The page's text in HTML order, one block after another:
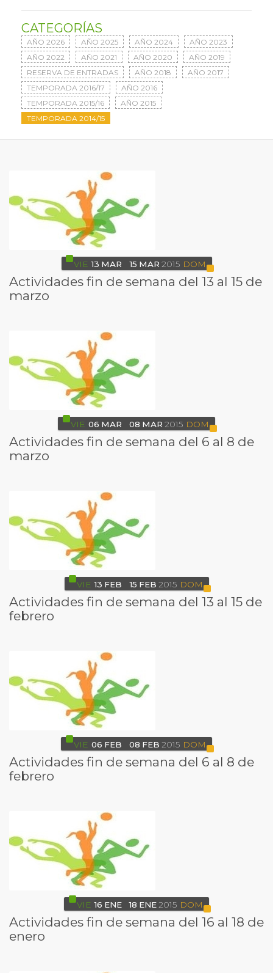
CATEGORÍAS
AÑO 2026 AÑO 2025 AÑO 2024
AÑO 2023
AÑO 2022
AÑO 2021 AÑO 2020
AÑO 2019
RESERVA DE ENTRADAS
AÑO 2018
AÑO 2017
TEMPORADA 2016/17
AÑO 2016
TEMPORADA 2015/16
AÑO 2015
TEMPORADA 2014/15
VIE 13 MAR 15 MAR 2015 DOM
Actividades fin de semana del 13 al 15 de
marzo
VIE 06 MAR 08 MAR 2015 DOM
Actividades fin de semana del 6 al 8 de
marzo
VIE 13 FEB 15 FEB 2015 DOM
Actividades fin de semana del 13 al 15 de
febrero
VIE 06 FEB 08 FEB 2015 DOM
Actividades fin de semana del 6 al 8 de
febrero
VIE 16 ENE 18 ENE2015 DOM
Actividades fin de semana del 16 al 18 de
enero